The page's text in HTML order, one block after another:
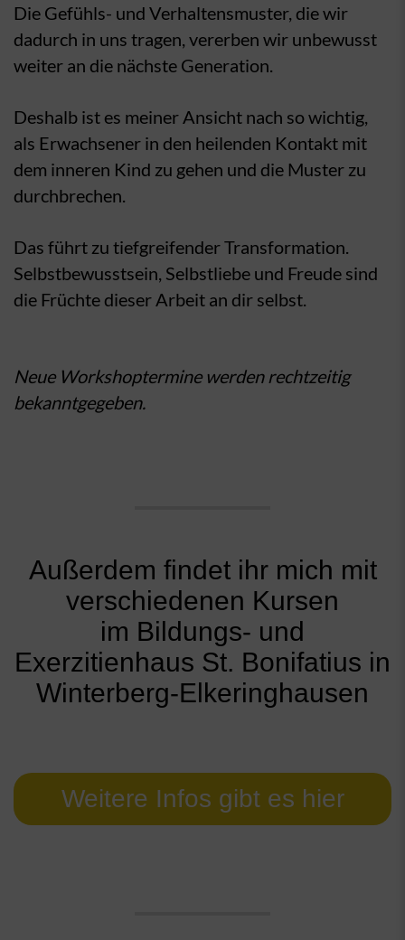
Die Gefühls- und Verhaltensmuster, die wir
dadurch in uns tragen, vererben wir unbewusst
weiter an die nächste Generation.
Deshalb ist es meiner Ansicht nach so wichtig,
als Erwachsener in den heilenden Kontakt mit
dem inneren Kind zu gehen und die Muster zu
durchbrechen.
Das führt zu tiefgreifender Transformation.
Selbstbewusstsein, Selbstliebe und Freude sind
die Früchte dieser Arbeit an dir selbst.
Neue Workshoptermine werden rechtzeitig
bekanntgegeben.
Außerdem findet ihr mich mit
verschiedenen Kursen
im Bildungs- und
Exerzitienhaus St. Bonifatius in
Winterberg-Elkeringhausen
Weitere Infos gibt es hier